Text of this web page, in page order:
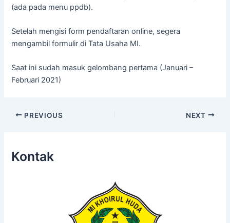
(ada pada menu ppdb).
Setelah mengisi form pendaftaran online, segera
mengambil formulir di Tata Usaha MI.
Saat ini sudah masuk gelombang pertama (Januari –
Februari 2021)
Post
PREVIOUS NEXT
Kontak